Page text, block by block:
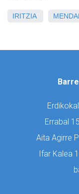
IRITZIA
Errabal
Aita Agirre
Ifar Kalea